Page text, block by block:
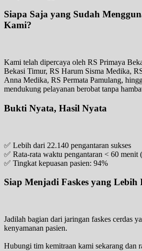
Siapa Saja yang Sudah
Kami?
Kami telah dipercaya oleh RS Primaya
Bekasi Timur, RS Harum Sisma Medika,
Anna Medika, RS Permata Pamulang,
mendukung pelayanan berobat tanpa
Bukti Nyata, Hasil Nyata
✅ Lebih dari 22.140 pengantaran sukses
✅ Rata-rata waktu pengantaran < 60
✅ Tingkat kepuasan pasien: 94%
Siap Menjadi Faskes yang Lebih
Jadilah bagian dari jaringan faskes cerdas
kenyamanan pasien.
Hubungi tim kemitraan kami sekarang dan